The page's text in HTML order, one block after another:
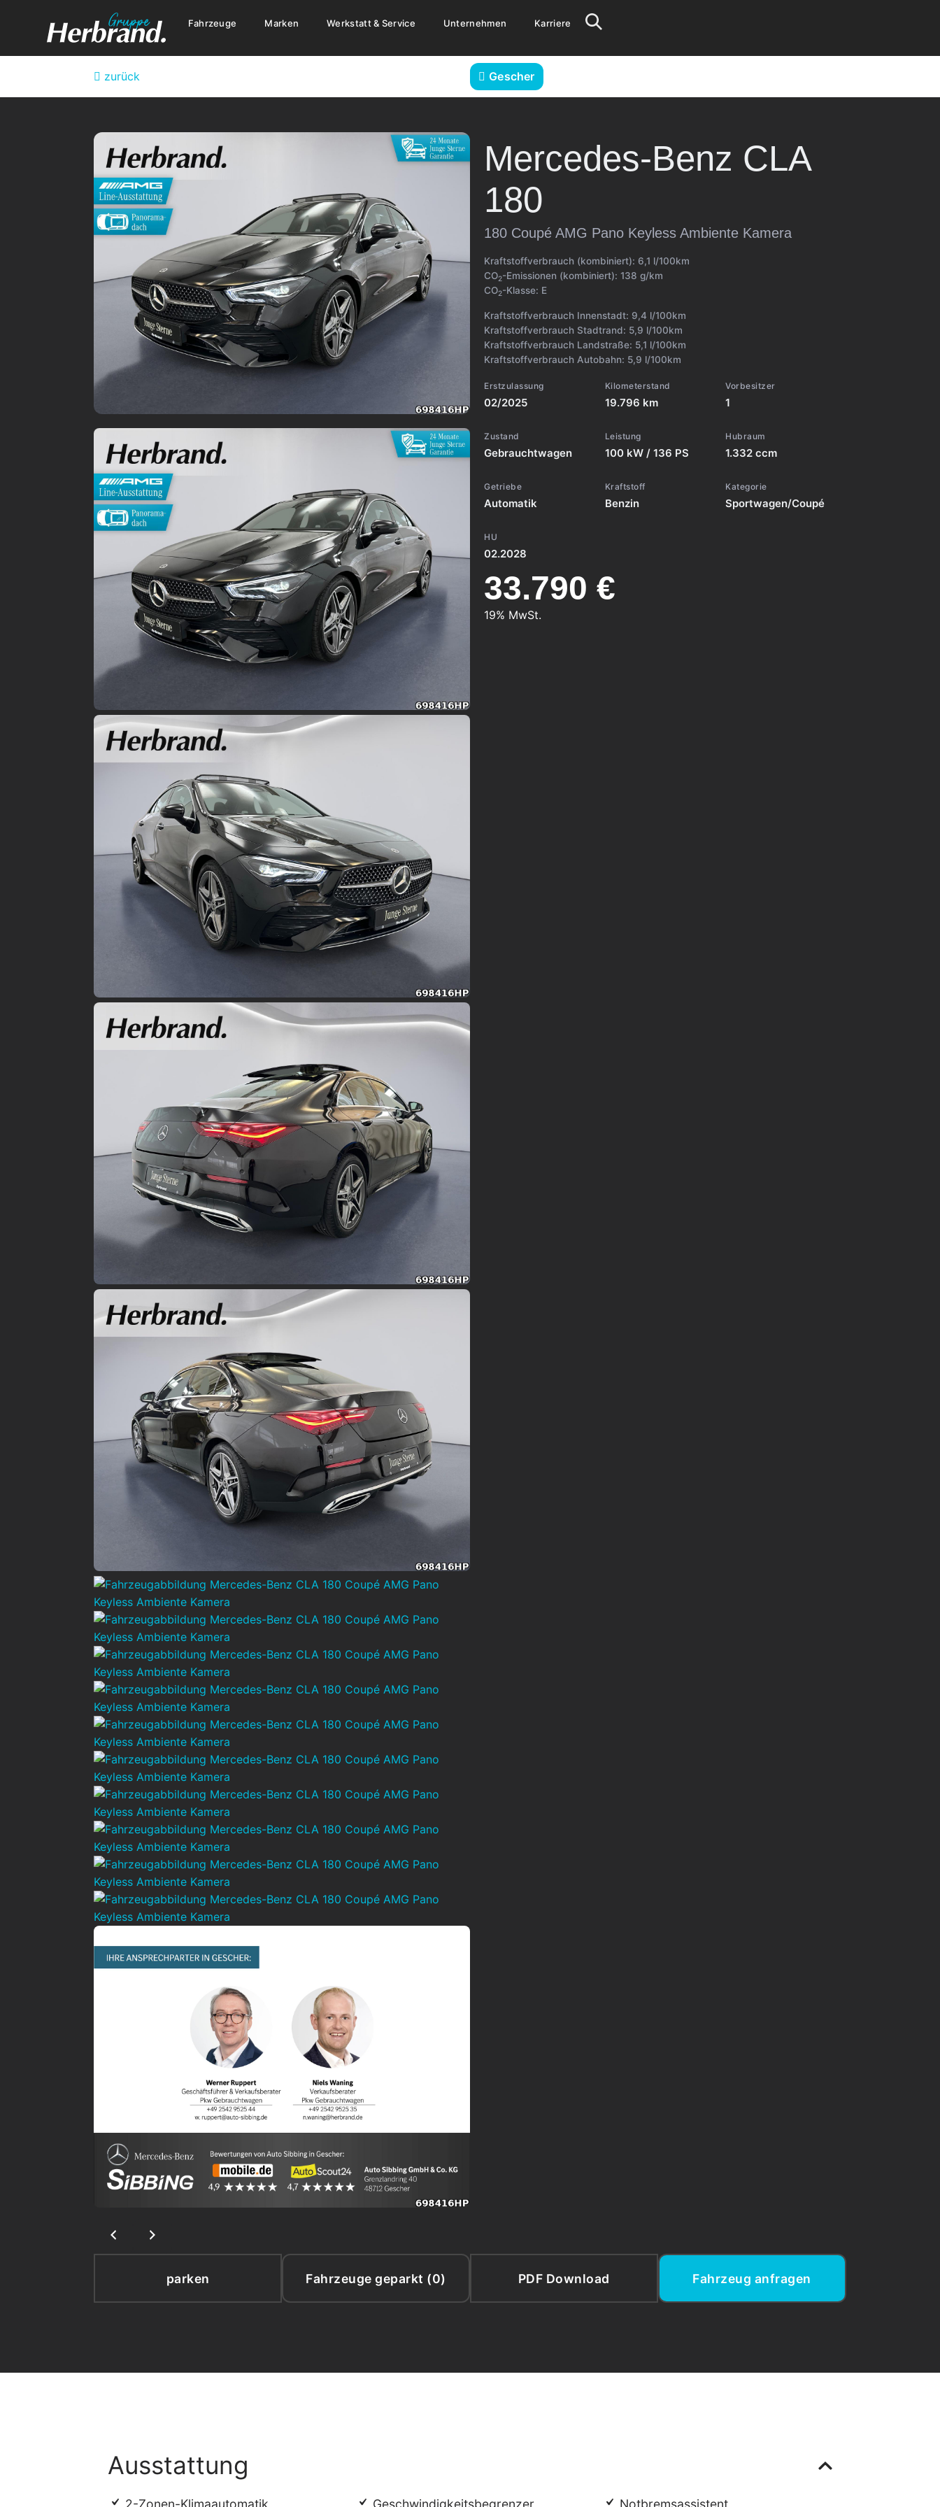
Fahrzeuge Marken Werkstatt & Service Unternehmen Karriere
zurück Gescher
Mercedes-Benz CLA
180
180 Coupé AMG Pano Keyless Ambiente Kamera
Kraftstoffverbrauch (kombiniert): 6,1 l/100km
CO2-Emissionen (kombiniert): 138 g/km
CO2-Klasse: E
Kraftstoffverbrauch Innenstadt: 9,4 l/100km
Kraftstoffverbrauch Stadtrand: 5,9 l/100km
Kraftstoffverbrauch Landstraße: 5,1 l/100km
Kraftstoffverbrauch Autobahn: 5,9 l/100km
Erstzulassung
02/2025
Kilometerstand
19.796 km
Vorbesitzer
1
Zustand
Gebrauchtwagen
Leistung
100 kW / 136 PS
Hubraum
1.332 ccm
Getriebe
Automatik
Kraftstoff
Benzin
Kategorie
Sportwagen/Coupé
HU
02.2028
33.790 €
19% MwSt.
parken Fahrzeuge geparkt (0) PDF Download Fahrzeug anfragen
Ausstattung
2-Zonen-Klimaautomatik Geschwindigkeitsbegrenzer Notbremsassistent